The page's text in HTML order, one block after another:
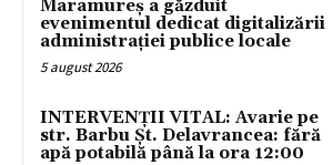
Maramureș a găzduit
evenimentul dedicat digitalizării
administrației publice locale
5 august 2026
INTERVENȚII VITAL: Avarie pe
str. Barbu Șt. Delavrancea: fără
apă potabilă până la ora 12:00